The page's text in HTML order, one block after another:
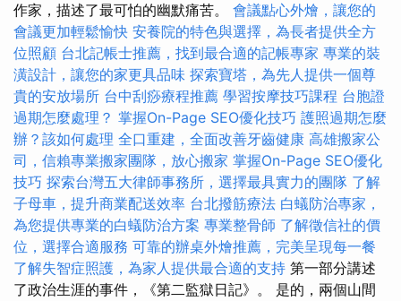
作家，描述了最可怕的幽默痛苦。 會議點心外燴，讓您的
會議更加輕鬆愉快 安養院的特色與選擇，為長者提供全方
位照顧 台北記帳士推薦，找到最合適的記帳專家 專業的裝
潢設計，讓您的家更具品味 探索寶塔，為先人提供一個尊
貴的安放場所 台中刮痧療程推薦 學習按摩技巧課程 台胞證
過期怎麼處理？ 掌握On-Page SEO優化技巧 護照過期怎麼
辦？該如何處理 全口重建，全面改善牙齒健康 高雄搬家公
司，信賴專業搬家團隊，放心搬家 掌握On-Page SEO優化
技巧 探索台灣五大律師事務所，選擇最具實力的團隊 了解
子母車，提升商業配送效率 台北撥筋療法 白蟻防治專家，
為您提供專業的白蟻防治方案 專業整骨師 了解徵信社的價
位，選擇合適服務 可靠的辦桌外燴推薦，完美呈現每一餐
了解失智症照護，為家人提供最合適的支持 第一部分講述
了政治生涯的事件，《第二監獄日記》。 是的，兩個山間